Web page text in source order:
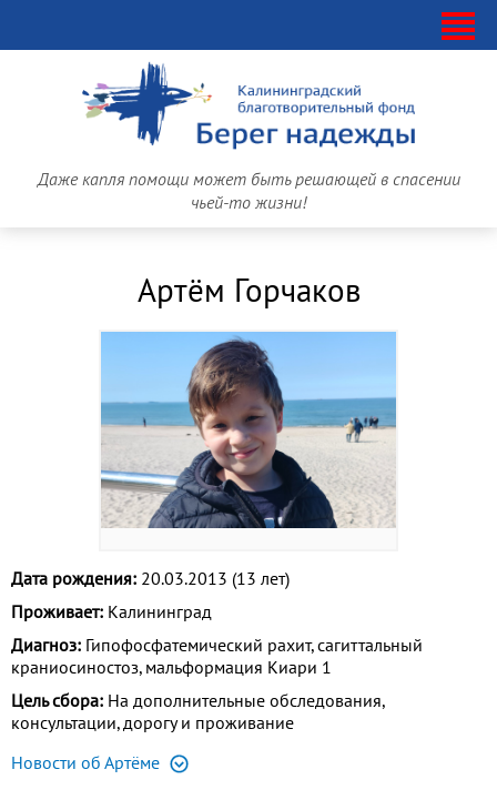
Даже капля помощи может быть решающей в спасении
чьей-то жизни!
Артём Горчаков
Дата рождения: 20.03.2013 (13 лет)
Проживает: Калининград
Диагноз: Гипофосфатемический рахит, сагиттальный
краниосиностоз, мальформация Киари 1
Цель сбора: На дополнительные обследования,
консультации, дорогу и проживание
Новости об Артёме